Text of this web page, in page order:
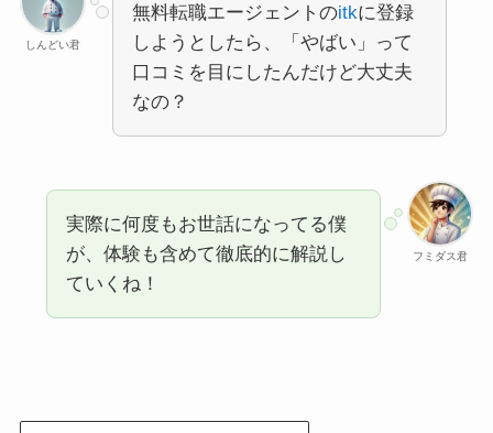
しんどい君
無料転職エージェントのitkに登録
しようとしたら、「やばい」って
口コミを目にしたんだけど大丈夫
なの？
フミダス君
実際に何度もお世話になってる僕
が、体験も含めて徹底的に解説し
ていくね！